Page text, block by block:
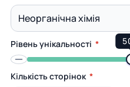
Рівень унікальності
Кількість сторінок